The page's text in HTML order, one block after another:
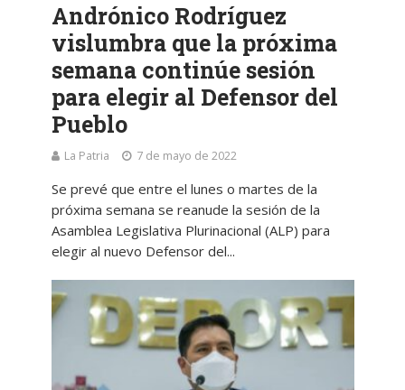
Andrónico Rodríguez
vislumbra que la próxima
semana continúe sesión
para elegir al Defensor del
Pueblo
La Patria 7 de mayo de 2022
Se prevé que entre el lunes o martes de la
próxima semana se reanude la sesión de la
Asamblea Legislativa Plurinacional (ALP) para
elegir al nuevo Defensor del...